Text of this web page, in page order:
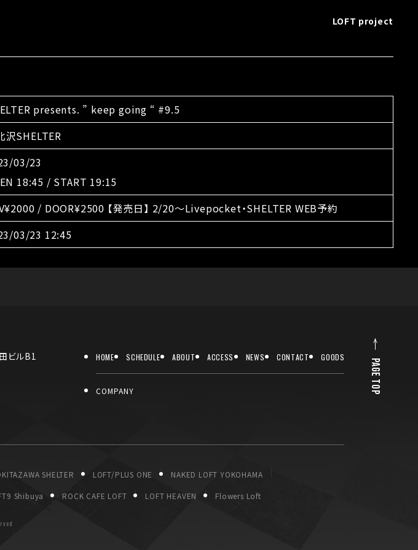
LOFT project
presents. ” keep going “ #9.5
沢SHELTER
03/23
18:45 / START 19:15
/ DOOR¥2500 【発売日】 2/20〜Livepocket・SHELTER WEB予約
03/23 12:45
ビルB1
HOME SCHEDULE ABOUT ACCESS NEWS CONTACT GOODS
COMPANY
SHELTER LOFT/PLUS ONE NAKED LOFT YOKOHAMA
Shibuya ROCK CAFE LOFT LOFT HEAVEN Flowers Loft
PAGE TOP